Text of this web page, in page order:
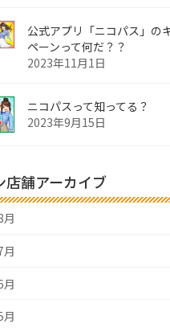
公式アプリ「ニコパス」の
ペーンって何だ？？
2023年11月1日
ニコパスって知ってる？
2023年9月15日
店舗アーカイブ
月
月
月
月